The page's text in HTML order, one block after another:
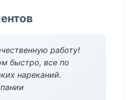
работу!
быстро, все по
нареканий.